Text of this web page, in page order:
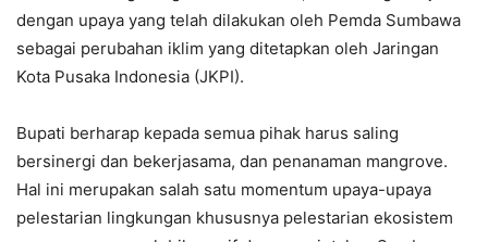
dengan upaya yang telah dilakukan oleh Pemda Sumbawa
sebagai perubahan iklim yang ditetapkan oleh Jaringan
Kota Pusaka Indonesia (JKPI).
Bupati berharap kepada semua pihak harus saling
bersinergi dan bekerjasama, dan penanaman mangrove.
Hal ini merupakan salah satu momentum upaya-upaya
pelestarian lingkungan khususnya pelestarian ekosistem